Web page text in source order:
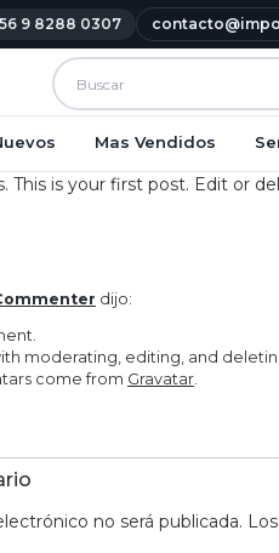
9 8288 0307
Mas Vendidos
This is your first post. Edit or
dijo:
moderating, editing, and
come from Gravatar
no será publicada.